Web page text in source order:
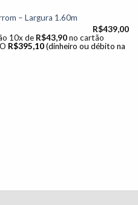
– Largura 1.60m
R$439,00
10x de R$43,90 no cartão
R$395,10 (dinheiro ou débito na